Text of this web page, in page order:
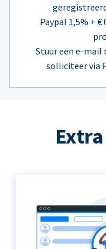
Paypal 1,5% +
Stuur een e-mail
solliciteer via